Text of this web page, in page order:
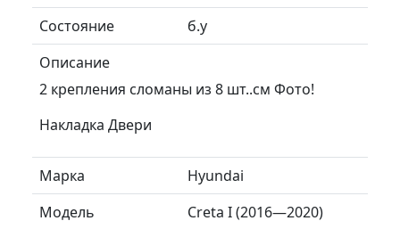
Состояние
б.у
Описание
2 крепления сломаны из 8 шт..см Фото!
Накладка Двери
Марка
Hyundai
Модель
Creta I (2016—2020)